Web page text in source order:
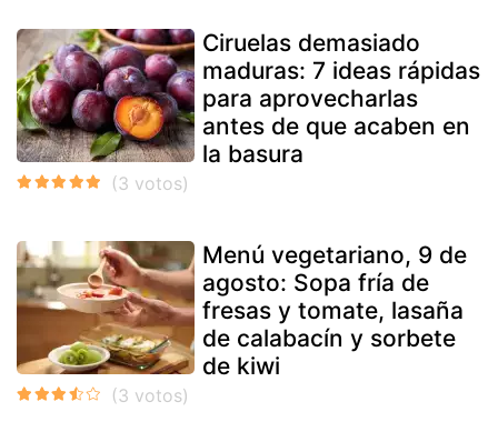
Ciruelas demasiado
maduras: 7 ideas rápidas
para aprovecharlas
antes de que acaben en
la basura
Menú vegetariano, 9 de
agosto: Sopa fría de
fresas y tomate, lasaña
de calabacín y sorbete
de kiwi